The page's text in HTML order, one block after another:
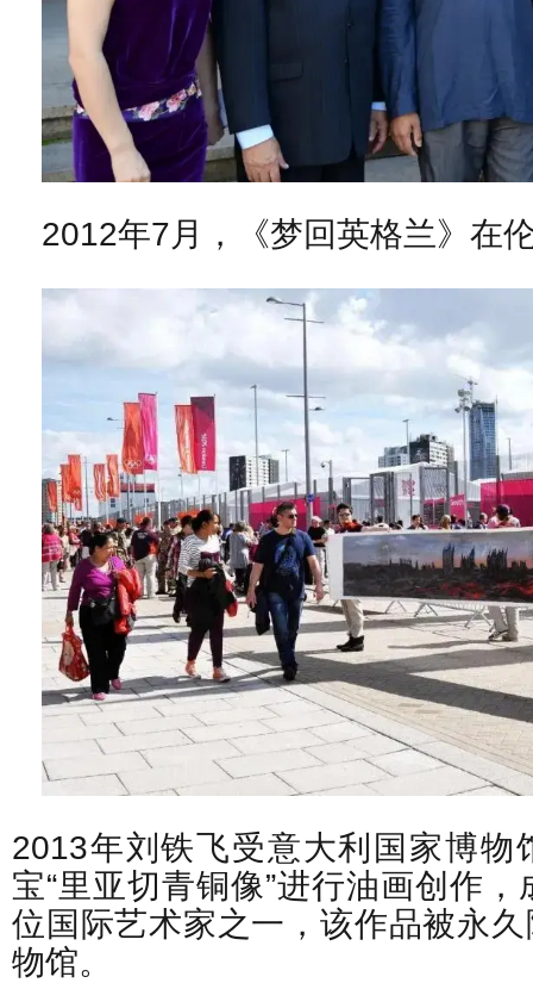
2012年7月，《梦回英格兰》在
2013年刘铁飞受意大利国家博物
宝“里亚切青铜像”进行油画创作
位国际艺术家之一，该作品被永
物馆。